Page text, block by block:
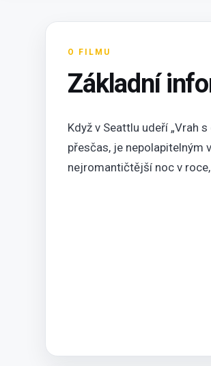
O FILMU
Základní
Když v Seattlu udeří „Vrah
přesčas, je nepolapitelným
nejromantičtější noc v